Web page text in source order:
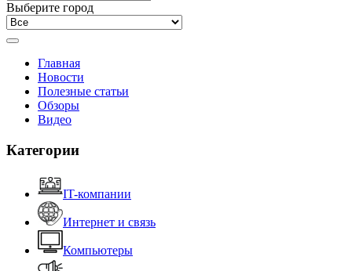
Выберите город
Главная
Новости
Полезные статьи
Обзоры
Видео
Категории
IT-компании
Интернет и связь
Компьютеры